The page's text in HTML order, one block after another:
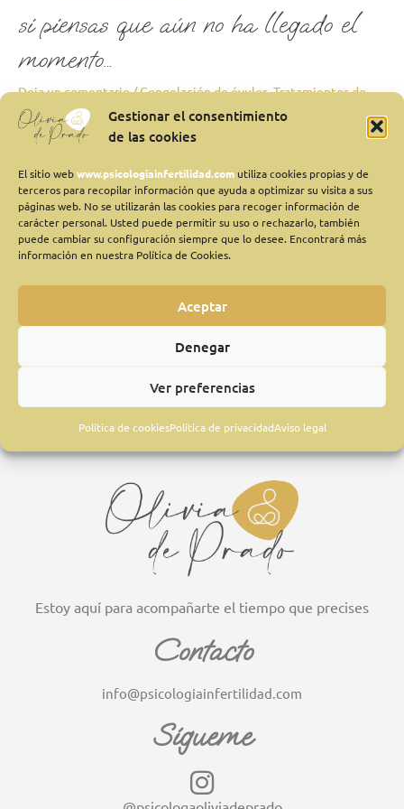
Gestionar el consentimiento
de las cookies
El sitio webwww.psicologiainfertilidad.com utiliza cookies propias y de
terceros para recopilar información que ayuda a optimizar su visita a sus
páginas web. No se utilizarán las cookies para recoger información de
carácter personal. Usted puede permitir su uso o rechazarlo, también
puede cambiar su configuración siempre que lo desee. Encontrará más
información en nuestra Política de Cookies.
Aceptar
Denegar
Ver preferencias
Política de cookiesPolítica de privacidadAviso legal
si piensas que aún no ha llegado el
momento…
Deja un comentario/Congelación de óvulos,Tratamientos de
Reproducción
Olivia
SI PIENSAS QUE AUN NO HA LLEGADO EL MOMENTO, PERO
CUENTAS CON LA POSIBILIDAD DE CONGELAR TUS OVULOS.
Aunque parezca que te estoy hablando de cosas que sólo
suceden en las películas de ficción, hoy en día la criopreservación
es una realidad. Cuando tienes alrededor de […]
el
SOMOS ESPECIALISTAS EN PSICOLOGÍA
Estoy aquí para acompañarte el tiempo que precises
Contacto
info@psicologiainfertilidad.com
Sígueme